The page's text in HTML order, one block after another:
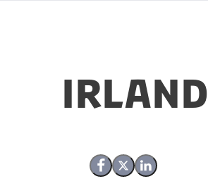
Irland
Del på Facebook
Del på X (Twitter)
Del på LinkedIn